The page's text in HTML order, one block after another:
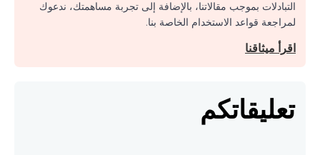
التبادلات بموجب مقالاتنا، بالإضافة إلى تجربة مساهمتك، ندعوك
لمراجعة قواعد الاستخدام الخاصة بنا.
اقرأ ميثاقنا
تعليقاتكم